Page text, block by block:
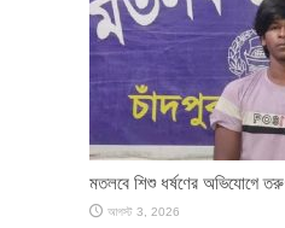
মতলবে শিশু ধর্ষণের অভিযোগে
আগস্ট 3, 2026